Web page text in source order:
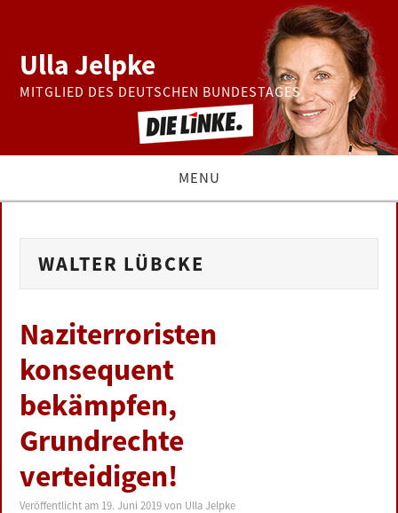
Ulla Jelpke
MITGLIED DES DEUTSCHEN BUNDESTAGES
MENU
BUNDESTAG
ZUR PERSON
LINKS
DATENSCHUTZERKLÄRUNG
IMPRESSUM
WALTER LÜBCKE
Naziterroristen
konsequent
bekämpfen,
Grundrechte
verteidigen!
Veröffentlicht am 19. Juni 2019 von Ulla Jelpke